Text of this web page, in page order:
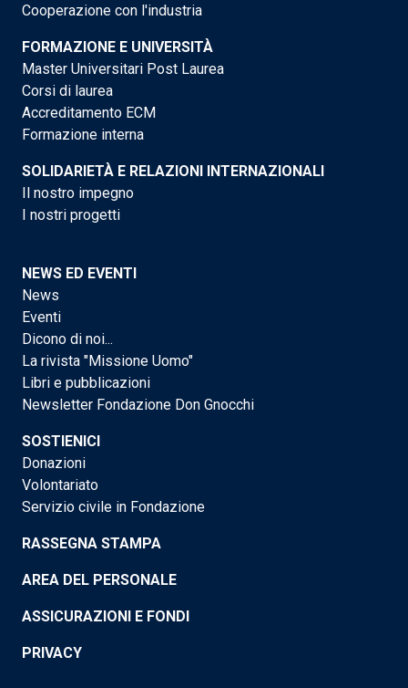
Cooperazione con l'industria
FORMAZIONE E UNIVERSITÀ
Master Universitari Post Laurea
Corsi di laurea
Accreditamento ECM
Formazione interna
SOLIDARIETÀ E RELAZIONI INTERNAZIONALI
Il nostro impegno
I nostri progetti
NEWS ED EVENTI
News
Eventi
Dicono di noi...
La rivista "Missione Uomo"
Libri e pubblicazioni
Newsletter Fondazione Don Gnocchi
SOSTIENICI
Donazioni
Volontariato
Servizio civile in Fondazione
RASSEGNA STAMPA
AREA DEL PERSONALE
ASSICURAZIONI E FONDI
PRIVACY